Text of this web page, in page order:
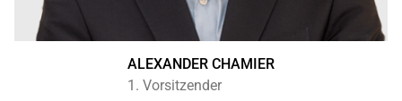
ALEXANDER CHAMIER
1. Vorsitzender